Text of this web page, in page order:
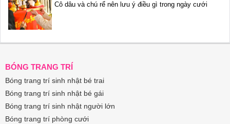
Cô dâu và chú rể nên lưu ý điều gì trong ngày cưới
BÓNG TRANG TRÍ
Bóng trang trí sinh nhật bé trai
Bóng trang trí sinh nhật bé gái
Bóng trang trí sinh nhật người lớn
Bóng trang trí phòng cưới